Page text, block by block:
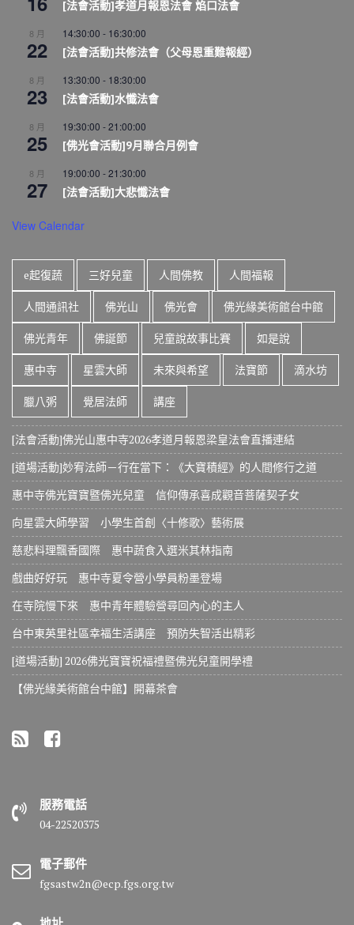
[法會活動]孝道月報恩法會 焰口法會
8 月
22
14:30:00 - 16:30:00
[法會活動]共修法會（父母恩重難報經）
8 月
23
13:30:00 - 18:30:00
[法會活動]水懺法會
8 月
25
19:30:00 -21:00:00
[佛光會活動]9月聯合月例會
8 月
27
19:00:00 -21:30:00
[法會活動]大悲懺法會
View Calendar
e起復蔬 三好兒童 人間佛教 人間福報
人間通訊社 佛光山 佛光會 佛光緣美術館台中館
佛光青年 佛誕節 兒童說故事比賽 如是說
惠中寺 星雲大師 未來與希望 法寶節 滴水坊
臘八粥 覺居法師 講座
[法會活動]佛光山惠中寺2026孝道月報恩梁皇法會直播連結
[道場活動]妙宥法師－行在當下：《大寶積經》的人間修行之道
惠中寺佛光寶寶暨佛光兒童 信仰傳承喜成觀音菩薩契子女
向星雲大師學習 小學生首創〈十修歌〉藝術展
慈悲料理飄香國際 惠中蔬食入選米其林指南
戲曲好好玩 惠中寺夏令營小學員粉墨登場
在寺院慢下來 惠中青年體驗營尋回內心的主人
台中東英里社區幸福生活講座 預防失智活出精彩
[道場活動] 2026佛光寶寶祝福禮暨佛光兒童開學禮
【佛光緣美術館台中館】開幕茶會
服務電話
04-22520375
電子郵件
fgsastw2n@ecp.fgs.org.tw